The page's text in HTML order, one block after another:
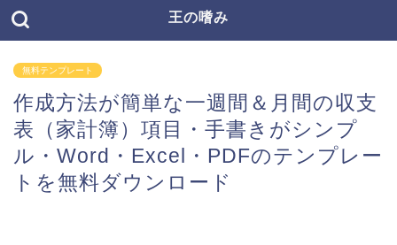
王の嗜み
無料テンプレート
作成方法が簡単な一週間＆月間の収支
表（家計簿）項目・手書きがシンプ
ル・Word・Excel・PDFのテンプレー
トを無料ダウンロード